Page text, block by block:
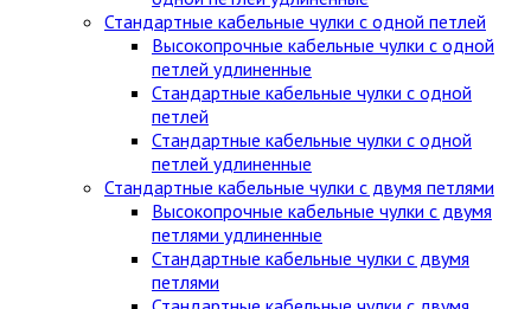
Стандартные кабельные чулки c одной петлей
Высокопрочные кабельные чулки с одной
петлей удлиненные
Стандартные кабельные чулки с одной
петлей
Стандартные кабельные чулки с одной
петлей удлиненные
Стандартные кабельные чулки с двумя петлями
Высокопрочные кабельные чулки с двумя
петлями удлиненные
Стандартные кабельные чулки с двумя
петлями